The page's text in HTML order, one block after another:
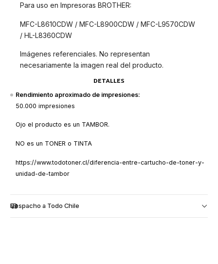
Para uso en Impresoras BROTHER:
MFC-L8610CDW / MFC-L8900CDW / MFC-L9570CDW
/ HL-L8360CDW
Imágenes referenciales. No representan
necesariamente la imagen real del producto.
DETALLES
Rendimiento aproximado de impresiones:
50.000 impresiones
Ojo el producto es un TAMBOR.
NO es un TONER o TINTA
https://www.todotoner.cl/diferencia-entre-cartucho-de-toner-y-
unidad-de-tambor
Despacho a Todo Chile